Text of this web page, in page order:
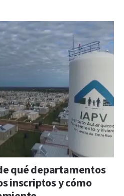
qué departamentos
inscriptos y cómo